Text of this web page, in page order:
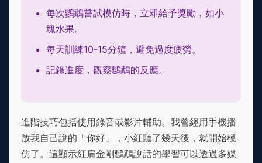
每次鸚鵡嘗試模仿時，立即給予獎勵，如小
塊水果。
每天訓練10-15分鐘，避免過度疲勞。
記錄進度，觀察鸚鵡的反應。
進階技巧包括使用錄音或影片輔助。我曾經用手機播
放我自己說的「你好」，小紅聽了幾天後，就開始模
仿了。這顯示紅肩金剛鸚鵡說話的學習可以透過多媒